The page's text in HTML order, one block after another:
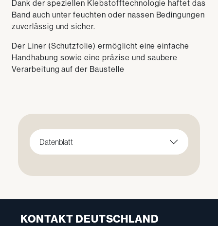
Dank der speziellen Klebstofftechnologie haftet das
Band auch unter feuchten oder nassen Bedingungen
zuverlässig und sicher.
Der Liner (Schutzfolie) ermöglicht eine einfache
Handhabung sowie eine präzise und saubere
Verarbeitung auf der Baustelle
Datenblatt
KONTAKT DEUTSCHLAND